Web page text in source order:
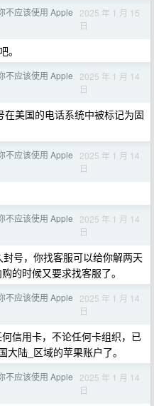
不应该使用 Apple
2025 年 1 月 15
日
。
不应该使用 Apple
2025 年 1 月 14
日
在美国的电话系统中被标记为固
不应该使用 Apple
2025 年 1 月 14
日
不应该使用 Apple
2025 年 1 月 14
日
号，你找客服可以给你解两天
的时候又要求找客服了。
不应该使用 Apple
2025 年 1 月 14
日
信用卡，不论任何卡组织，已
陆_区域的苹果账户了。
不应该使用 Apple
2025 年 1 月 14
日